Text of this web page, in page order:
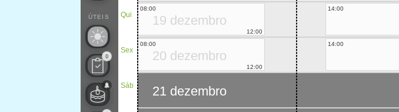
ÚTEIS
0
Qui
Sex
Sáb
19 dezembro
08:00
12:00
14:00
20 dezembro
08:00
12:00
14:00
21 dezembro